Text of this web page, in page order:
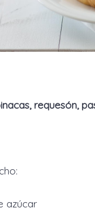
requesón,
azúcar